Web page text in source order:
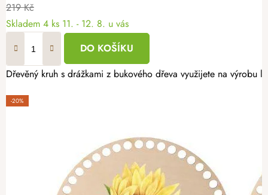
219 Kč
Skladem 4 ks 11. - 12. 8. u vás
DO KOŠÍKU
Dřevěný kruh s drážkami z bukového dřeva využijete na
-20%